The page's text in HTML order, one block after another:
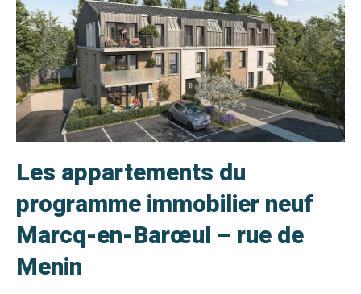
Les appartements du
programme immobilier neuf
Marcq-en-Barœul – rue de
Menin